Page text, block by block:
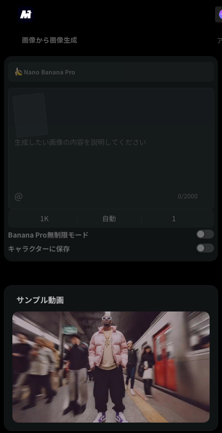
画像から画像生成
Nano Banana Pro
@ 0/2000
1K 自動
1
Banana Pro無制限モード
キャラクターに保存
サンプル動画